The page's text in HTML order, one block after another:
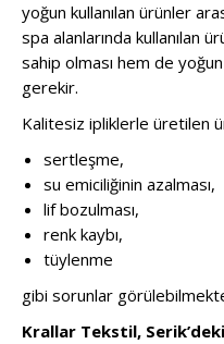
yoğun kullanılan ürünler
spa alanlarında kullanılan
sahip olması hem de
gerekir.
Kalitesiz ipliklerle üretilen
sertleşme,
su emiciliğinin azalması,
lif bozulması,
renk kaybı,
tüylenme
gibi sorunlar
Krallar Tekstil,